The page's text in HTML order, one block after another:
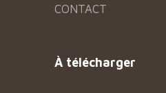
CONTACT
À télécharger